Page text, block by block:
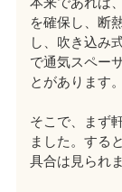
を確保し、断
し、吹き込み
で通気スペー
とがあります。
そこで、まず
ました。する
具合は見られ